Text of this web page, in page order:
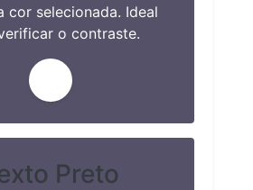
cor selecionada. Ideal
o contraste.
Preto